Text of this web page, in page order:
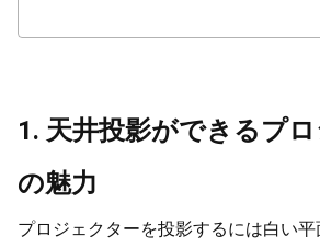
1. 天井投影ができるプ
の魅力
プロジェクターを投影するには白い